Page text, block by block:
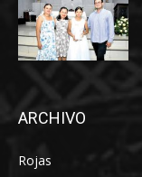
ARCHIVO
Rojas